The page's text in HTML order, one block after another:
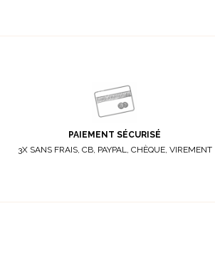
PAIEMENT SÉCURISÉ
3X SANS FRAIS, CB, PAYPAL, CHÈQUE, VIREMENT